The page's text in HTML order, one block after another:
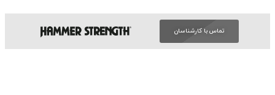
تماس با کارشناسان